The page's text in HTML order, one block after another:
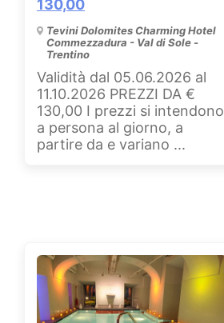
130,00
Tevini Dolomites Charming Hotel
Commezzadura - Val di Sole -
Trentino
Validità dal 05.06.2026 al
11.10.2026 PREZZI DA €
130,00 I prezzi si intendono
a persona al giorno, a
partire da e variano ...